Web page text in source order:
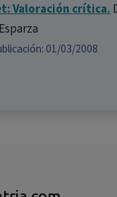
Valoración crítica.
01/03/2008